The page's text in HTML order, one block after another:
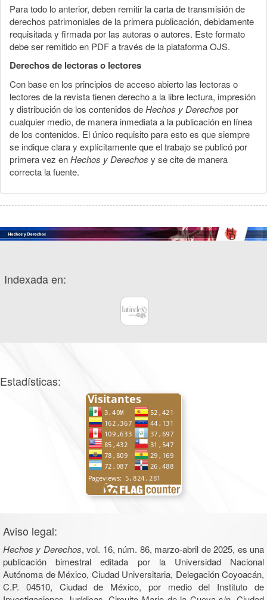
Para todo lo anterior, deben remitir la carta de transmisión de
derechos patrimoniales de la primera publicación, debidamente
requisitada y firmada por las autoras o autores. Este formato
debe ser remitido en PDF a través de la plataforma OJS.
Derechos de lectoras o lectores
Con base en los principios de acceso abierto las lectoras o
lectores de la revista tienen derecho a la libre lectura, impresión
y distribución de los contenidos deHechos y Derechos por
cualquier medio, de manera inmediata a la publicación en línea
de los contenidos. El único requisito para esto es que siempre
se indique clara y explícitamente que el trabajo se publicó por
primera vez enHechos y Derechos y se cite de manera
correcta la fuente.
Indexada en:
Estadísticas:
Aviso legal:
Hechos y Derechos, vol. 16, núm. 86, marzo-abril de 2025, es una
publicación bimestral editada por la Universidad Nacional
Autónoma de México, Ciudad Universitaria, Delegación Coyoacán,
C.P. 04510, Ciudad de México, por medio del Instituto de